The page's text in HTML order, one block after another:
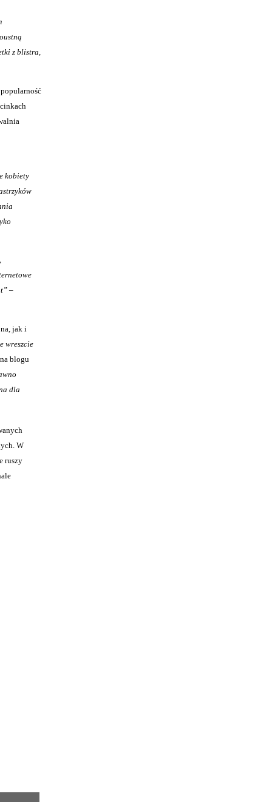
z blistra,
kobiety
–
jak i
wreszcie
blogu
dla
W
ruszy